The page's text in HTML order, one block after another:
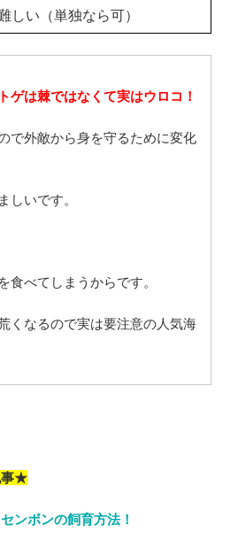
しい（単独なら可）
ゲは棘ではなくて実はウロコ！
で外敵から身を守るために変化
しいです。
食べてしまうからです。
くなるので実は要注意の人気海
事★
ンボンの飼育方法！